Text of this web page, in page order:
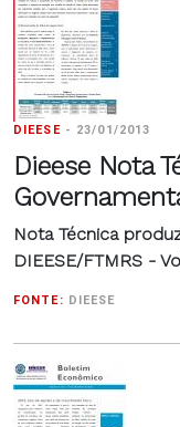
DIEESE- 23/01/2013
Dieese Nota
Nota Técnica
DIEESE/FTMRS -
FONTE: DIEESE